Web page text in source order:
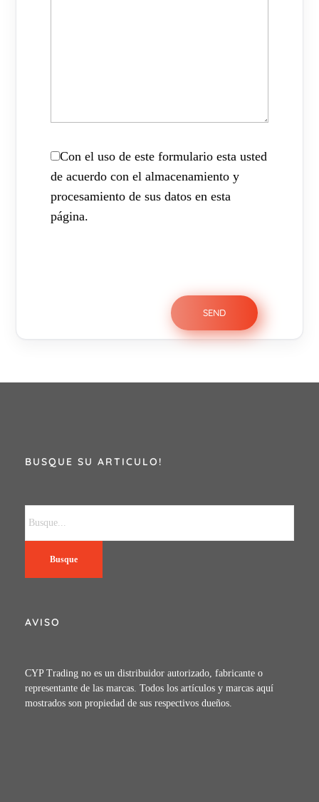
Con el uso de este formulario esta usted
de acuerdo con el almacenamiento y
procesamiento de sus datos en esta
página.
BUSQUE SU ARTICULO!
Busque
AVISO
CYP Trading no es un distribuidor autorizado, fabricante o
representante de las marcas. Todos los artículos y marcas aquí
mostrados son propiedad de sus respectivos dueños.